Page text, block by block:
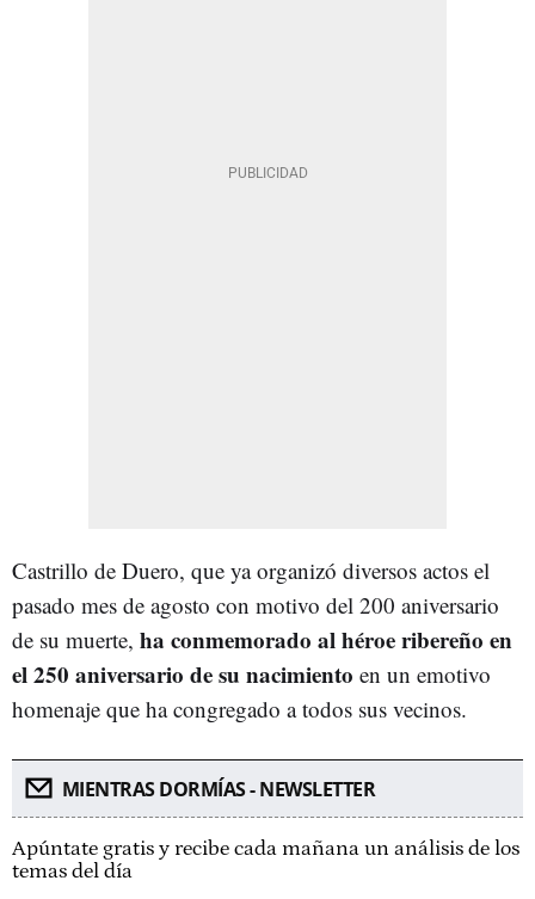
Castrillo de Duero, que ya organizó diversos actos el
pasado mes de agosto con motivo del 200 aniversario
de su muerte, ha conmemorado al héroe ribereño en
el 250 aniversario de su nacimiento en un emotivo
homenaje que ha congregado a todos sus vecinos.
MIENTRAS DORMÍAS - NEWSLETTER
Apúntate gratis y recibe cada mañana un análisis de los
temas del día